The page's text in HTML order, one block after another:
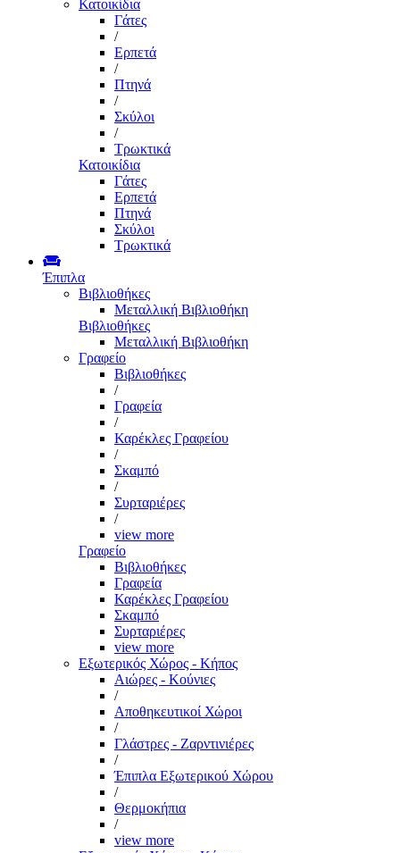
Κατοικίδια
Γάτες
/
Ερπετά
/
Πτηνά
/
Σκύλοι
/
Τρωκτικά
Κατοικίδια
Γάτες
Ερπετά
Πτηνά
Σκύλοι
Τρωκτικά
Έπιπλα
Βιβλιοθήκες
Μεταλλική Βιβλιοθήκη
Βιβλιοθήκες
Μεταλλική Βιβλιοθήκη
Γραφείο
Βιβλιοθήκες
/
Γραφεία
/
Καρέκλες Γραφείου
/
Σκαμπό
/
Συρταριέρες
/
view more
Γραφείο
Βιβλιοθήκες
Γραφεία
Καρέκλες Γραφείου
Σκαμπό
Συρταριέρες
view more
Εξωτερικός Χώρος - Κήπος
Αιώρες - Κούνιες
/
Αποθηκευτικοί Χώροι
/
Γλάστρες - Ζαρντινιέρες
/
Έπιπλα Εξωτερικού Χώρου
/
Θερμοκήπια
/
view more